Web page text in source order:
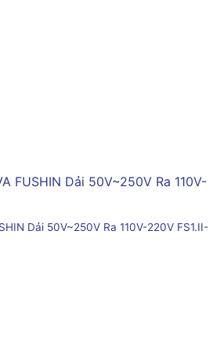
Dải 50V~250V Ra 110V-220V FS1.II-